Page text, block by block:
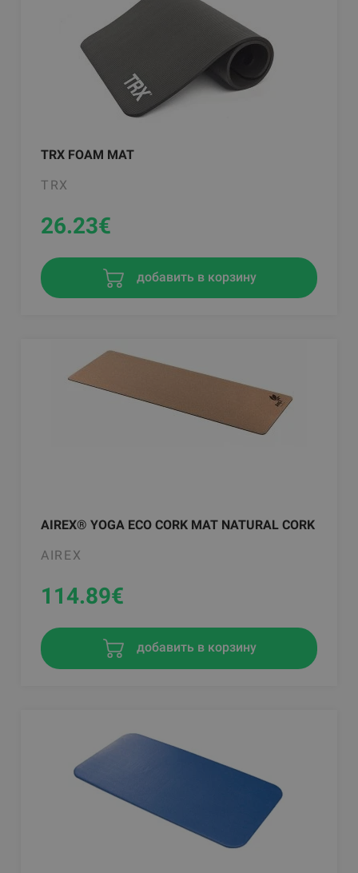
TRX FOAM MAT
TRX
26.23€
добавить в корзину
AIREX® YOGA ECO CORK MAT NATURAL CORK
AIREX
114.89€
добавить в корзину